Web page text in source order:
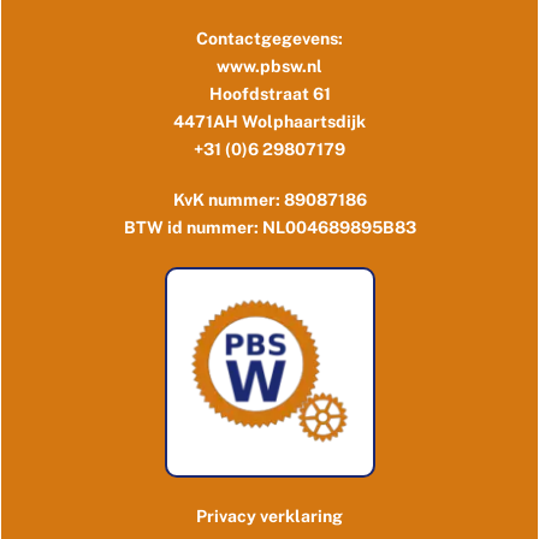
Contactgegevens:
www.pbsw.nl
Hoofdstraat 61
4471AH Wolphaartsdijk
+31 (0)6 29807179
KvK nummer: 89087186
BTW id nummer: NL004689895B83
Privacy verklaring